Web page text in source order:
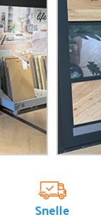
Snelle